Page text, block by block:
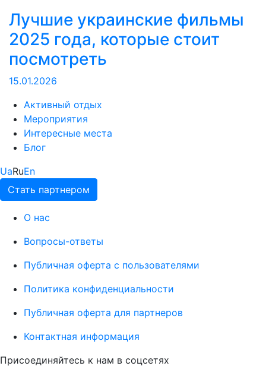
Лучшие украинские фильмы
2025 года, которые стоит
посмотреть
15.01.2026
Активный отдых
Мероприятия
Интересные места
Блог
UaRuEn
Стать партнером
О нас
Вопросы-ответы
Публичная оферта с пользователями
Политика конфиденциальности
Публичная оферта для партнеров
Контактная информация
Присоединяйтесь к нам в соцсетях